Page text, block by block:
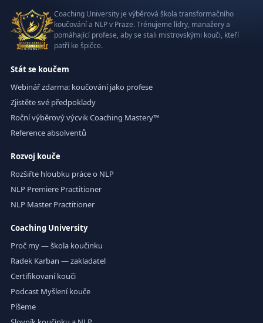
Coaching University je výběrová škola transformačního
koučování a NLP v Praze. Trénujeme lídry, manažery a
pomáhající profese, aby se stali mistrovskými kouči, kteří
patří ke špičce.
Stát se koučem
Webinář zdarma: koučování jako profese
Zjistěte své předpoklady
Roční výběrový výcvik Coaching Mastery™
Reference absolventů
Rozvoj kouče
Rozšiřte hloubku práce o NLP
NLP Premiere Practitioner
NLP Master Practitioner
Coaching University
Proč my — škola koučinku
Radek Karban — zakladatel
Certifikovaní kouči
Podcast Myšlení kouče
Píšeme